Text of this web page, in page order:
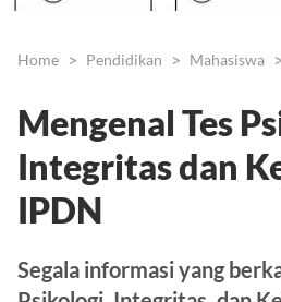
Mengenal Tes
Integritas dan
IPDN
Segala informasi yang